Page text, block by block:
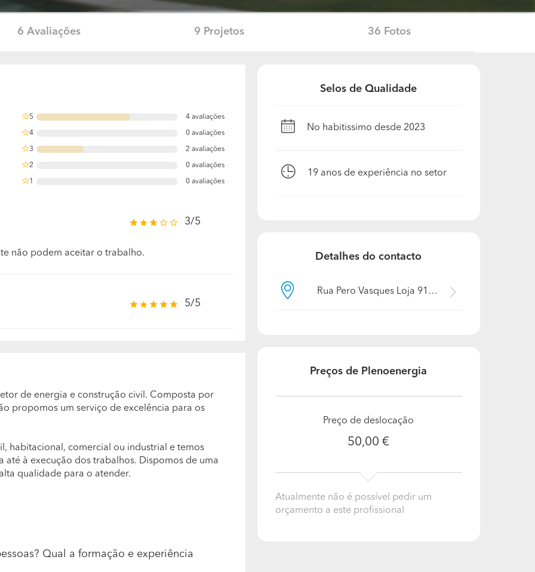
6 Avaliações 9 Projetos 36 Fotos
5 4 avaliações
66.666666666667%
4 0 avaliações
3 2 avaliações
33.333333333333%
2 0 avaliações
1 0 avaliações
3/5
não podem aceitar o trabalho.
5/5
de energia e construção civil. Composta por
propomos um serviço de excelência para os
habitacional, comercial ou industrial e temos
à execução dos trabalhos. Dispomos de uma
qualidade para o atender.
Qual a formação e experiência
Selos de Qualidade
No habitissimo desde 2023
19anos de experiência no setor
Detalhes do contacto
Rua Pero Vasques Loja 91, 6160-615, Castelo Branco, Oleiros
Preços de Plenoenergia
Preço de deslocação
50,00 €
Atualmente não é possível pedir um
orçamento a este profissional